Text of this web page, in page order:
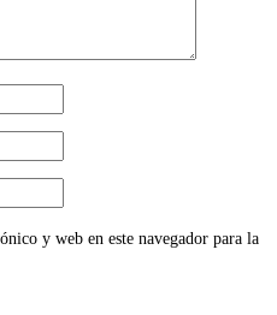
y web en este navegador para la